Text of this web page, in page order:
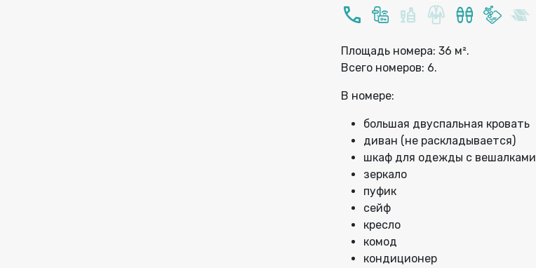
Площадь номера: 36 м².
Всего номеров: 6.
В номере:
большая двуспальная кровать
диван (не раскладывается)
шкаф для одежды с вешалками
зеркало
пуфик
сейф
кресло
комод
кондиционер